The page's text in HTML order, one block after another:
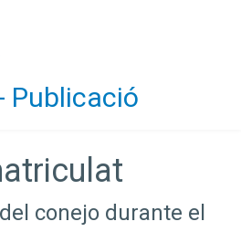
Publicació
conejo durante el